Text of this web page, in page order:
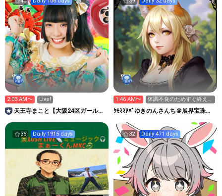
2:03 AM〜 Live!
天王寺まこと【大阪24区ガール
1:46 AM〜
体調不良のためすぐ終えま
す
ｹﾓﾐﾐｱﾊﾞゆきのんさんち＠展界宝珠
36 Daily 1915 days 32 Daily 471 days